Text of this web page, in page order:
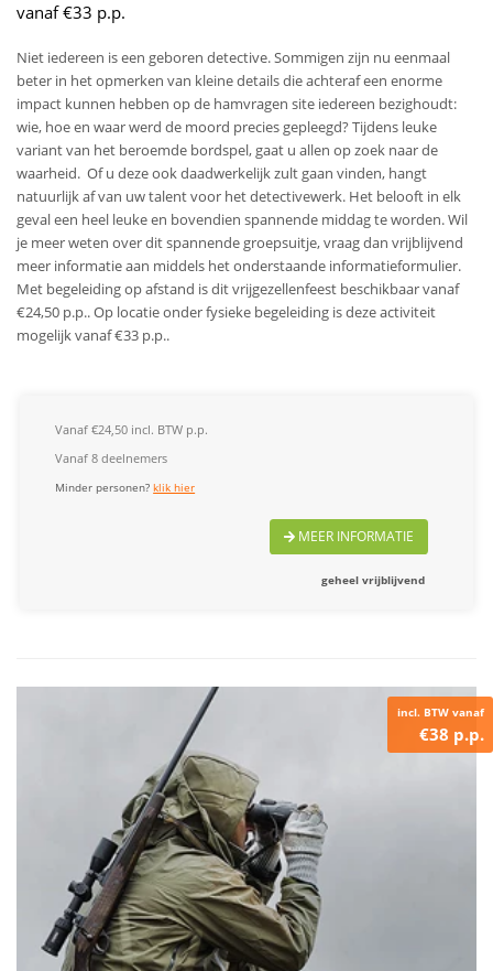
vanaf €33 p.p.
Niet iedereen is een geboren detective. Sommigen zijn nu eenmaal
beter in het opmerken van kleine details die achteraf een enorme
impact kunnen hebben op de hamvragen site iedereen bezighoudt:
wie, hoe en waar werd de moord precies gepleegd? Tijdens leuke
variant van het beroemde bordspel, gaat u allen op zoek naar de
waarheid. Of u deze ook daadwerkelijk zult gaan vinden, hangt
natuurlijk af van uw talent voor het detectivewerk. Het belooft in elk
geval een heel leuke en bovendien spannende middag te worden.Wil
je meer weten over dit spannende groepsuitje, vraag dan vrijblijvend
meer informatie aan middels het onderstaande informatieformulier.
Met begeleiding op afstand is dit vrijgezellenfeest beschikbaar vanaf
€24,50 p.p.. Op locatie onder fysieke begeleiding is deze activiteit
mogelijk vanaf €33 p.p..
Vanaf €24,50 incl. BTW p.p.
Vanaf 8 deelnemers
Minder personen?klik hier
MEER INFORMATIE
geheel vrijblijvend
incl. BTW vanaf
€38 p.p.